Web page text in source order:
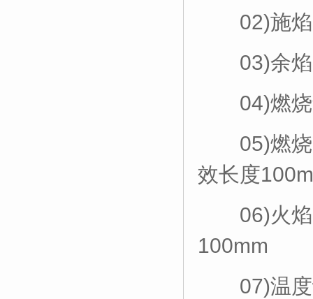
02)施焰
03)余焰
04)燃烧
05)燃烧
效长度
06)火焰
100mm
07)温度